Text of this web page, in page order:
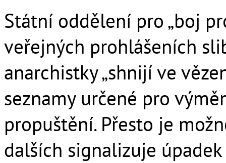
Státní oddělení pro „boj
veřejných prohlášeních
anarchistky „shnijí ve
seznamy určené pro
propuštění. Přesto je
dalších signalizuje